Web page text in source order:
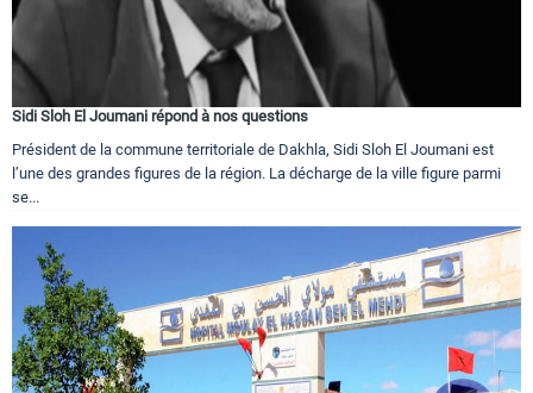
Sidi Sloh El Joumani répond à nos questions
Président de la commune territoriale de Dakhla, Sidi Sloh El Joumani est
l’une des grandes figures de la région. La décharge de la ville figure parmi
se...